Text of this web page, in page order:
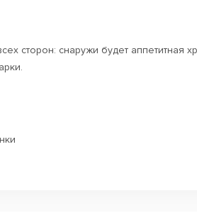
сторон: снаружи будет